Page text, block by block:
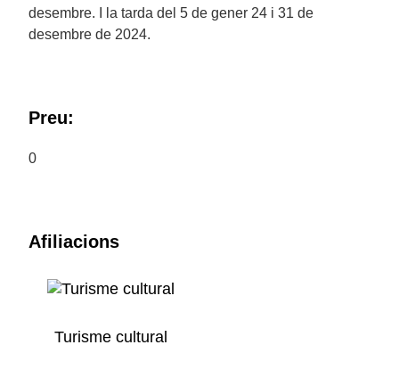
desembre. I la tarda del 5 de gener 24 i 31 de
desembre de 2024.
Preu:
0
Afiliacions
Turisme cultural